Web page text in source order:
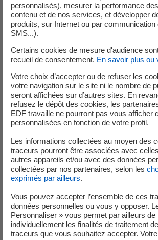
Publié le 24/06/2026
Découvrez notre centrale à
ans du groupe EDF
Vie de la centrale
personnalisés), mesurer la performance
contenu et de nos services, et développer
produits, sur Internet ou par communication
SMS...).
Certains cookies de mesure d'audience
recueil de consentement. En savoir plus ou
Votre choix d’accepter ou de refuser les
votre navigation sur le site ni le nombre de
seront affichées sur d’autres sites. En
refusez le dépôt des cookies, les
EDF travaille ne pourront pas vous afficher
personnalisées en fonction de votre profil.
Les informations collectées au moyen des
traceurs pourront être associées avec
autres appareils et/ou avec des données
collectées par nos partenaires, selon les
exprimés par ailleurs.
Vous pouvez accepter l’ensemble de ces
données personnelles ou vous y opposer.
Personnaliser » vous permet par ailleurs de
individuellement les finalités de traitement
traceurs que vous souhaitez accepter.